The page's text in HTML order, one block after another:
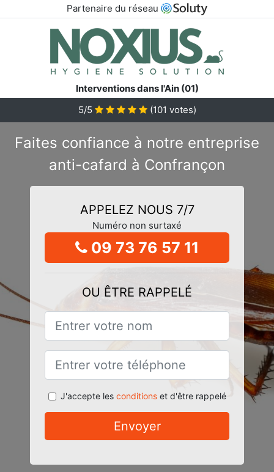
Partenaire du réseau
Interventions dans l'Ain (01)
5/5
(101 votes)
Faites confiance à notre entreprise
anti-cafard à Confrançon
APPELEZ NOUS 7/7
Numéro non surtaxé
09 73 76 57 11
OU ÊTRE RAPPELÉ
J'accepte les conditionset d'être rappelé
Envoyer